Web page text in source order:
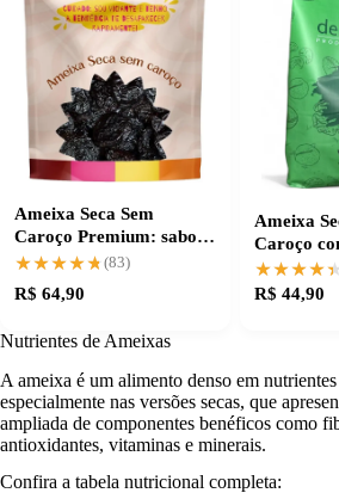
Ameixa Seca Sem
Caroço Premium: sabor
e qualidade garantidos
★★★★★
★★★★★ (83)
R$ 64,90
Ameixa
Caroço
Aceitação
R$ 44,90
Nutrientes de Ameixas
A ameixa é um alimento denso em
especialmente nas versões secas, que
ampliada de componentes benéficos como
antioxidantes, vitaminas e minerais.
Confira a tabela nutricional completa: